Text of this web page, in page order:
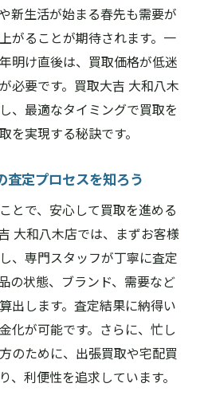
店のオンライン予約シス
際に役立つ書類とその準
店の出張買取で時間を節
るなら買取大吉大和八木店
店の利用者の声を紹介
における満足度を高める秘
店の店舗訪問レポート
功させるための実践ガイ
新生活が始まる春先も需要が
がることが期待されます。一
明け直後は、買取価格が低迷
必要です。買取大吉 大和八木
、最適なタイミングで買取を
を実現する秘訣です。
査定プロセスを知ろう
とで、安心して買取を進める
大和八木店では、まずお客様
、専門スタッフが丁寧に査定
の状態、ブランド、需要など
出します。査定結果に納得い
化が可能です。さらに、忙し
のために、出張買取や宅配買
、利便性を追求しています。